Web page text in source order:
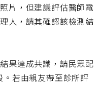
片，但建議評估醫師電
人，請其確認該檢測結
果達成共識，請民眾配
若由親友帶至診所評